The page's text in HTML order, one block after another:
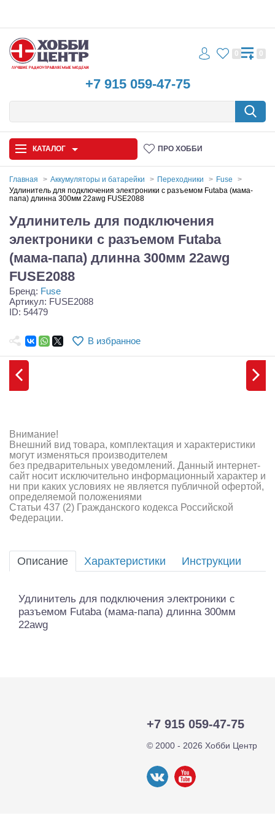
+7 915 059-47-75
0 0
КАТАЛОГ ПРО ХОББИ
Автомодели
Запчасти и аксессуары
Игрушки
Самолеты
Квадрокоптеры
Конструкторы
Аппаратура и электроника
Зарядные устройства и блоки питания
Двигатели
Технические жидкости
Инструмент,измерительные приборы,расходники
Главная Аккумуляторы и батарейки Переходники
Fuse
Удлинитель для подключения электроники с разъемом Futaba (мама-
папа) длинна 300мм 22awg FUSE2088
Удлинитель для подключения
электроники с разъемом Futaba
(мама-папа) длинна 300мм 22awg
FUSE2088
Бренд: Fuse
Артикул: FUSE2088
ID: 54479
В избранное
Внимание!
Внешний вид товара, комплектация и характеристики
могут изменяться производителем
без предварительных уведомлений. Данный интернет-
сайт носит исключительно информационный характер и
ни при каких условиях не является публичной офертой,
определяемой положениями
Статьи 437 (2) Гражданского кодекса Российской
Федерации.
Описание Характеристики Инструкции
Удлинитель для подключения электроники с
разъемом Futaba (мама-папа) длинна 300мм
22awg
+7 915 059-47-75
© 2000 - 2026 Хобби Центр